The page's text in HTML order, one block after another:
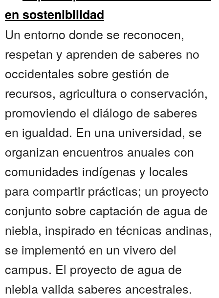
en sostenibilidad
Un entorno donde se reconocen,
respetan y aprenden de saberes no
occidentales sobre gestión de
recursos, agricultura o conservación,
promoviendo el diálogo de saberes
en igualdad. En una universidad, se
organizan encuentros anuales con
comunidades indígenas y locales
para compartir prácticas; un proyecto
conjunto sobre captación de agua de
niebla, inspirado en técnicas andinas,
se implementó en un vivero del
campus. El proyecto de agua de
niebla valida saberes ancestrales.